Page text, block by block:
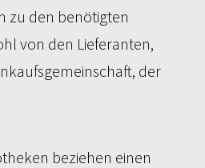
zu den benötigten
von den Lieferanten,
der
beziehen einen